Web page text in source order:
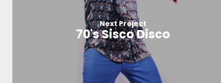
Next Project
70's Sisco Disco